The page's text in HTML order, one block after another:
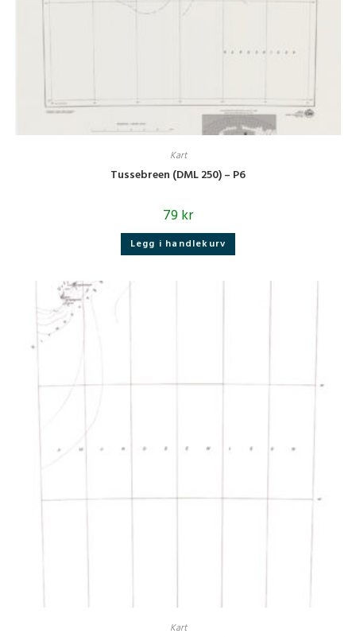
Kart
Tussebreen (DML 250) – P6
79kr
Legg i handlekurv
Kart